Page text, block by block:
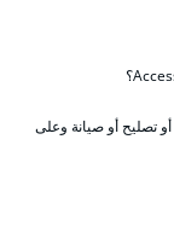
تصليح أو صيانة وعلى